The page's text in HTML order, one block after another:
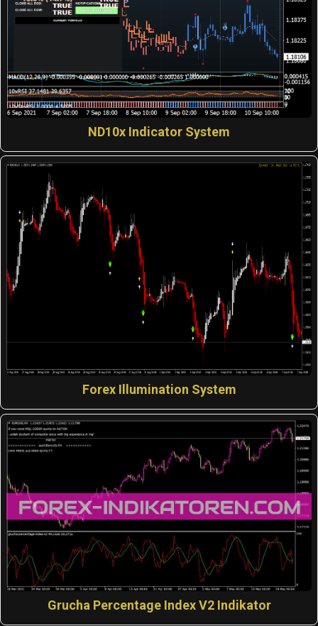
ND10x Indicator System
Forex Illumination System
Grucha Percentage Index V2 Indikator